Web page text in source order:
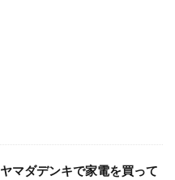
ヤマダデンキで家電を買って